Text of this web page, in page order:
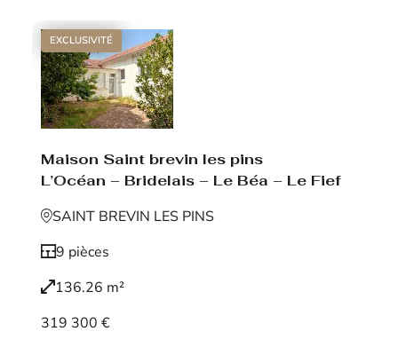
EXCLUSIVITÉ
Maison Saint brevin les pins
L’Océan – Bridelais – Le Béa – Le Fief
SAINT BREVIN LES PINS
9 pièces
136.26 m²
319 300 €